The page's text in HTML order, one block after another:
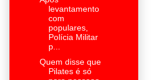
levantamento
com
populares,
Polícia Militar
p...
Quem disse que
Pilates é só